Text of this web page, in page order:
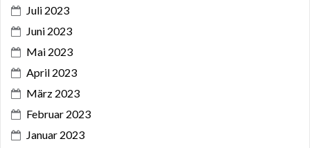
Juli 2023
Juni 2023
Mai 2023
April 2023
März 2023
Februar 2023
Januar 2023